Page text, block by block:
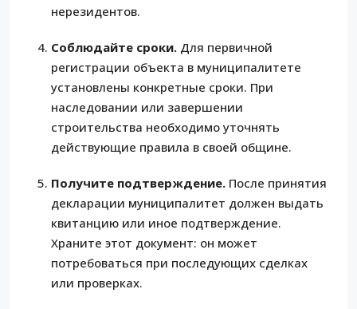
нерезидентов.
Соблюдайте сроки. Для первичной
регистрации объекта в муниципалитете
установлены конкретные сроки. При
наследовании или завершении
строительства необходимо уточнять
действующие правила в своей общине.
Получите подтверждение. После принятия
декларации муниципалитет должен выдать
квитанцию или иное подтверждение.
Храните этот документ: он может
потребоваться при последующих сделках
или проверках.